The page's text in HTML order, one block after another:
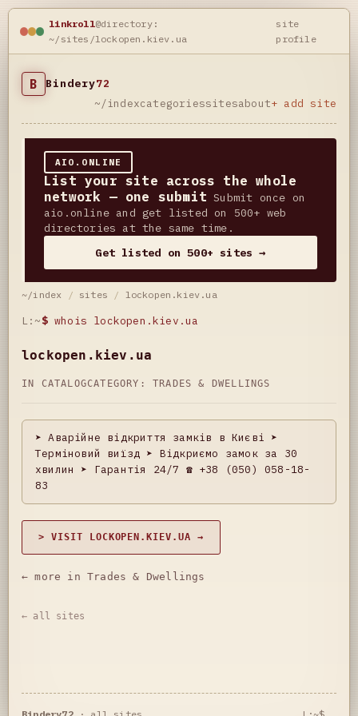
linkroll@directory:
~/sites/lockopen.kiev.ua
site
profile
B Bindery72
~/indexcategoriessitesabout+ add site
AIO.ONLINE
List your site across the whole
network — one submit Submit once on
aio.online and get listed on 500+ web
directories at the same time.
Get listed on 500+ sites →
~/index / sites / lockopen.kiev.ua
L:~$ whois lockopen.kiev.ua
lockopen.kiev.ua
IN CATALOGCATEGORY: TRADES & DWELLINGS
➤ Аварійне відкриття замків в Києві ➤
Терміновий виїзд ➤ Відкриємо замок за 30
хвилин ➤ Гарантія 24/7 ☎ +38 (050) 058-18-
83
> VISIT LOCKOPEN.KIEV.UA →
← more in Trades & Dwellings
← all sites